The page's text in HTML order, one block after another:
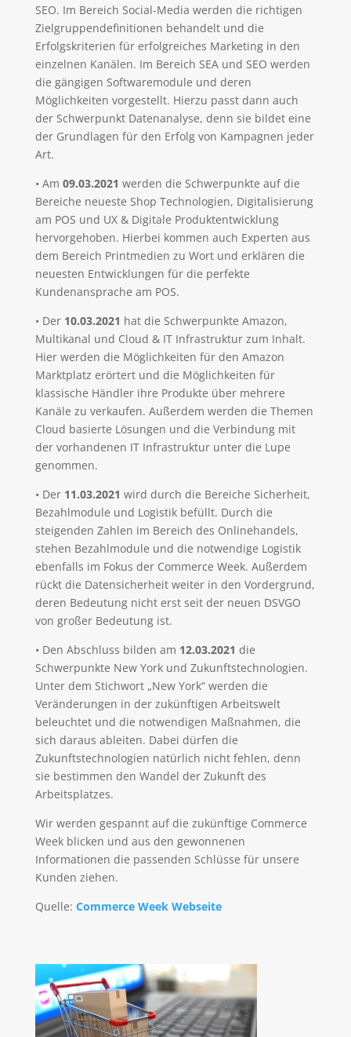
SEO. Im Bereich Social-Media werden die richtigen
Zielgruppendefinitionen behandelt und die
Erfolgskriterien für erfolgreiches Marketing in den
einzelnen Kanälen. Im Bereich SEA und SEO werden
die gängigen Softwaremodule und deren
Möglichkeiten vorgestellt. Hierzu passt dann auch
der Schwerpunkt Datenanalyse, denn sie bildet eine
der Grundlagen für den Erfolg von Kampagnen jeder
Art.
• Am 09.03.2021 werden die Schwerpunkte auf die
Bereiche neueste Shop Technologien, Digitalisierung
am POS und UX & Digitale Produktentwicklung
hervorgehoben. Hierbei kommen auch Experten aus
dem Bereich Printmedien zu Wort und erklären die
neuesten Entwicklungen für die perfekte
Kundenansprache am POS.
• Der 10.03.2021 hat die Schwerpunkte Amazon,
Multikanal und Cloud & IT Infrastruktur zum Inhalt.
Hier werden die Möglichkeiten für den Amazon
Marktplatz erörtert und die Möglichkeiten für
klassische Händler ihre Produkte über mehrere
Kanäle zu verkaufen. Außerdem werden die Themen
Cloud basierte Lösungen und die Verbindung mit
der vorhandenen IT Infrastruktur unter die Lupe
genommen.
• Der 11.03.2021 wird durch die Bereiche Sicherheit,
Bezahlmodule und Logistik befüllt. Durch die
steigenden Zahlen im Bereich des Onlinehandels,
stehen Bezahlmodule und die notwendige Logistik
ebenfalls im Fokus der Commerce Week. Außerdem
rückt die Datensicherheit weiter in den Vordergrund,
deren Bedeutung nicht erst seit der neuen DSVGO
von großer Bedeutung ist.
• Den Abschluss bilden am 12.03.2021 die
Schwerpunkte New York und Zukunftstechnologien.
Unter dem Stichwort „New York“ werden die
Veränderungen in der zukünftigen Arbeitswelt
beleuchtet und die notwendigen Maßnahmen, die
sich daraus ableiten. Dabei dürfen die
Zukunftstechnologien natürlich nicht fehlen, denn
sie bestimmen den Wandel der Zukunft des
Arbeitsplatzes.
Wir werden gespannt auf die zukünftige Commerce
Week blicken und aus den gewonnenen
Informationen die passenden Schlüsse für unsere
Kunden ziehen.
Quelle: Commerce Week Webseite